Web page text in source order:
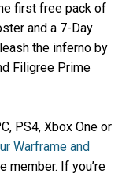
first free pack of
and a 7-Day
the inferno by
Filigree Prime
PS4, Xbox One or
Warframe and
member. If you’re